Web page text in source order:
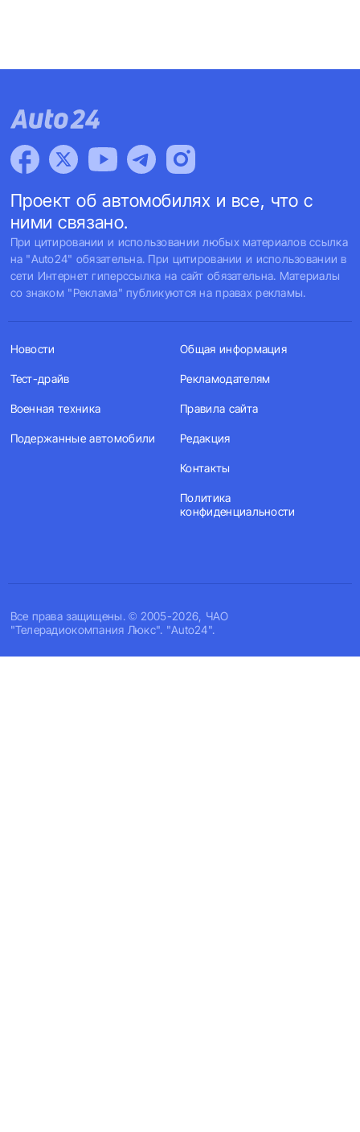
Проект об автомобилях и все, что с
ними связано.
При цитировании и использовании любых материалов ссылка
на "Auto24" обязательна. При цитировании и использовании в
сети Интернет гиперссылка на сайт обязательна. Материалы
со знаком "Реклама" публикуются на правах рекламы.
Все права защищены. © 2005-2026, ЧАО
"Телерадиокомпания Люкс". "Auto24".
Новости
Тест-драйв
Военная техника
Подержанные автомобили
Общая информация
Рекламодателям
Правила сайта
Редакция
Контакты
Политика
конфиденциальности